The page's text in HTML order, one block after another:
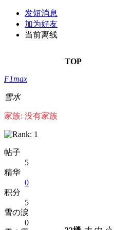
发短消息
加为好友
当前离线
TOP
F1max
雪水
家族: 没有家族
帖子
5
精华
0
积分
5
雪の涙
0